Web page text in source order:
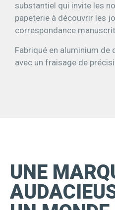
substantiel qui invite les
papeterie à découvrir les
correspondance
Fabriqué en aluminium de
avec un fraisage de
UNE